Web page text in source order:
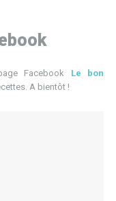
Facebook Le bon
A bientôt !